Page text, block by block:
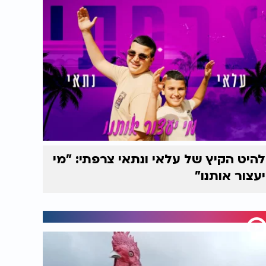
להיט הקיץ של עלאי ונתאי צרפתי: "מי
יעצור אותנו"